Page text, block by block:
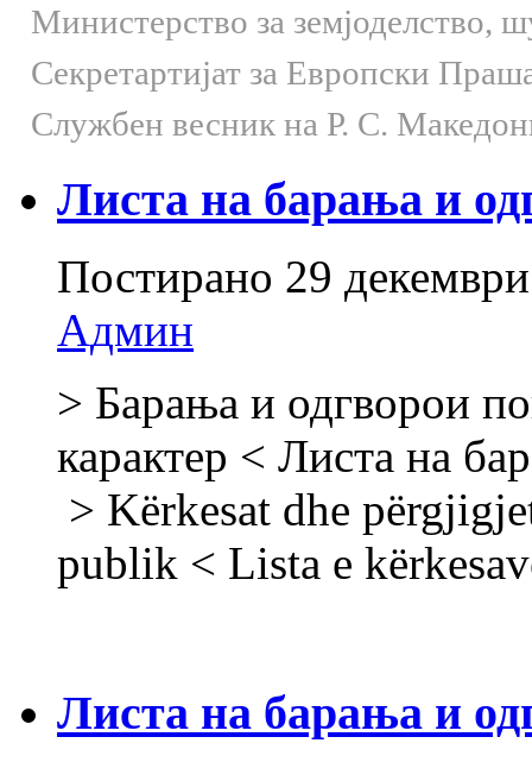
Министерство за земјоделство,
Секретартијат за Европски
Службен весник на Р. С.
Листа на барања и
Постирано 29
Админ
> Барања и одгворои
карактер < Листа на
> Kërkesat dhe
publik < Lista e
Листа на барања и